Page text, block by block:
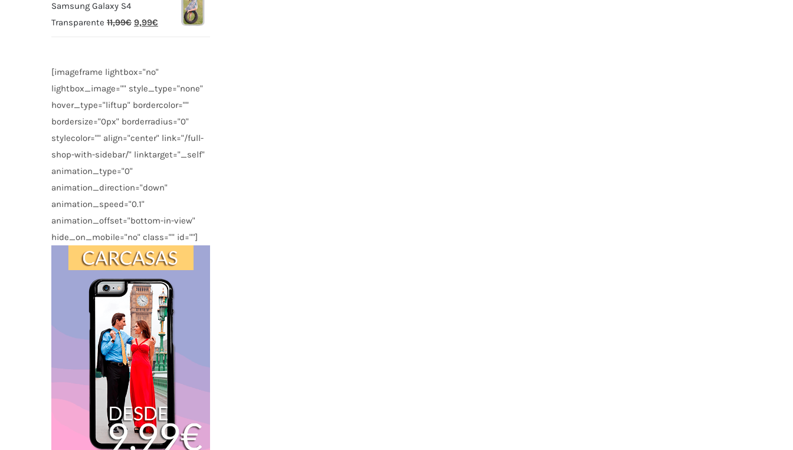
Samsung Galaxy S4
Transparente 11,99€ 9,99€
[imageframe lightbox="no"
lightbox_image="" style_type="none"
hover_type="liftup" bordercolor=""
bordersize="0px" borderradius="0"
stylecolor="" align="center" link="/full-
shop-with-sidebar/" linktarget="_self"
animation_type="0"
animation_direction="down"
animation_speed="0.1"
animation_offset="bottom-in-view"
hide_on_mobile="no" class="" id=""]